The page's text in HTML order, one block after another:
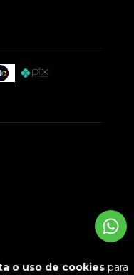
o uso de cookiespara
- 2026. Todos os